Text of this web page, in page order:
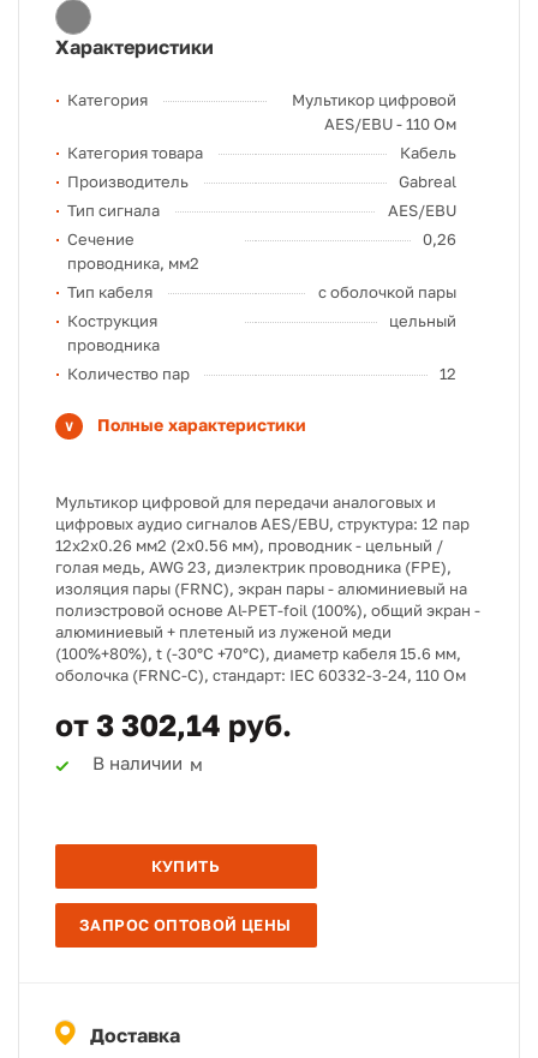
Характеристики
Категория
Мультикор цифровой
AES/EBU - 110 Ом
Категория товара
Кабель
Производитель
Gabreal
Тип сигнала
AES/EBU
Сечение
проводника, мм2
0,26
Тип кабеля
с оболочкой пары
Кострукция
проводника
цельный
Количество пар 12
Полные характеристики
Мультикор цифровой для передачи аналоговых и
цифровых аудио сигналов AES/EBU, структура: 12 пар
12х2х0.26 мм2 (2х0.56 мм), проводник - цельный /
голая медь, AWG 23, диэлектрик проводника (FPE),
изоляция пары (FRNC), экран пары - алюминиевый на
полиэстровой основе Al-PET-foil (100%), общий экран -
алюминиевый + плетеный из луженой меди
(100%+80%), t (-30°C +70°C), диаметр кабеля 15.6 мм,
оболочка (FRNC-C), стандарт: IEC 60332-3-24, 110 Ом
от 3 302,14 руб.
В наличии м
КУПИТЬ
ЗАПРОС ОПТОВОЙ ЦЕНЫ
Доставка